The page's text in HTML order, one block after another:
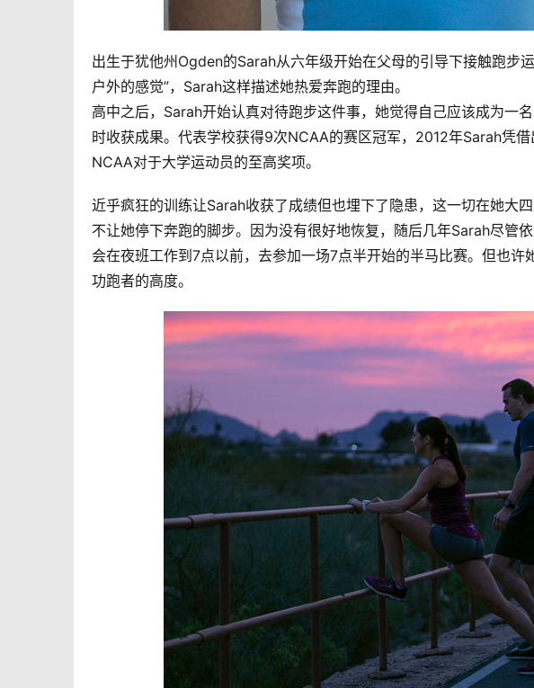
出生于犹他州Ogden的Sarah从六年级开始在父母的引导下接触跑步
户外的感觉”，Sarah这样描述她热爱奔跑的理由。
高中之后，Sarah开始认真对待跑步这件事，她觉得自己应该成为一
时收获成果。代表学校获得9次NCAA的赛区冠军，2012年Sarah凭
NCAA对于大学运动员的至高奖项。
近乎疯狂的训练让Sarah收获了成绩但也埋下了隐患，这一切在她大
不让她停下奔跑的脚步。因为没有很好地恢复，随后几年Sarah尽管
会在夜班工作到7点以前，去参加一场7点半开始的半马比赛。但也
功跑者的高度。